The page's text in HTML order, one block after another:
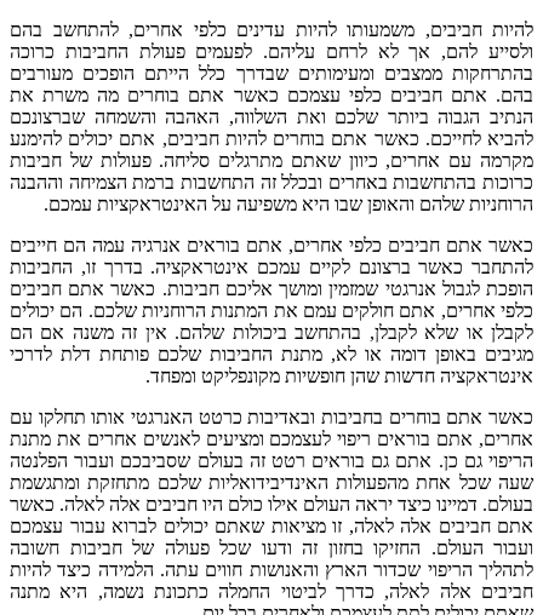
להיות חביבים, משמעותו להיות עדינים כלפי אחרים, להתחשב בהם
ולסייע להם, אך לא לרחם עליהם. לפעמים פעולת החביבות כרוכה
בהתרחקות ממצבים ומעימותים שבדרך כלל הייתם הופכים מעורבים
בהם. אתם חביבים כלפי עצמכם כאשר אתם בוחרים מה משרת את
הנתיב הגבוה ביותר שלכם ואת השלווה, האהבה והשמחה שברצונכם
להביא לחייכם. כאשר אתם בוחרים להיות חביבים, אתם יכולים להימנע
מקרמה עם אחרים, כיוון שאתם מתרגלים סליחה. פעולות של חביבות
כרוכות בהתחשבות באחרים ובכלל זה התחשבות ברמת הצמיחה וההבנה
הרוחניות שלהם והאופן שבו היא משפיעה על האינטראקציות עמכם.
כאשר אתם חביבים כלפי אחרים, אתם בוראים אנרגיה עמה הם חייבים
להתחבר כאשר ברצונם לקיים עמכם אינטראקציה. בדרך זו, החביבות
הופכת לגבול אנרגטי שמזמין ומושך אליכם חביבות. כאשר אתם חביבים
כלפי אחרים, אתם חולקים עמם את המתנות הרוחניות שלכם. הם יכולים
לקבלן או שלא לקבלן, בהתחשב ביכולות שלהם. אין זה משנה אם הם
מגיבים באופן דומה או לא, מתנת החביבות שלכם פותחת דלת לדרכי
אינטראקציה חדשות שהן חופשיות מקונפליקט ומפחד.
כאשר אתם בוחרים בחביבות ובאדיבות כרטט האנרגטי אותו תחלקו עם
אחרים, אתם בוראים ריפוי לעצמכם ומציעים לאנשים אחרים את מתנת
הריפוי גם כן. אתם גם בוראים רטט זה בעולם שסביבכם ועבור הפלנטה
שעה שכל אחת מהפעולות האינדיבידואליות שלכם מתחזקת ומתגשמת
בעולם. דמיינו כיצד יראה העולם אילו כולם היו חביבים אלה לאלה. כאשר
אתם חביבים אלה לאלה, זו מציאות שאתם יכולים לברוא עבור עצמכם
ועבור העולם. החזיקו בחזון זה ודעו שכל פעולה של חביבות חשובה
לתהליך הריפוי שכדור הארץ והאנושות חווים עתה. הלמידה כיצד להיות
חביבים אלה לאלה, כדרך לביטוי החמלה כתכונת נשמה, היא מתנה